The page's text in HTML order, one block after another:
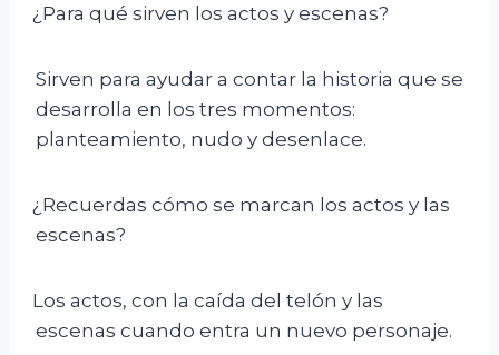
¿Para qué sirven los actos y escenas?
Sirven para ayudar a contar la historia que se
desarrolla en los tres momentos:
planteamiento, nudo y desenlace.
¿Recuerdas cómo se marcan los actos y las
escenas?
Los actos, con la caída del telón y las
escenas cuando entra un nuevo personaje.